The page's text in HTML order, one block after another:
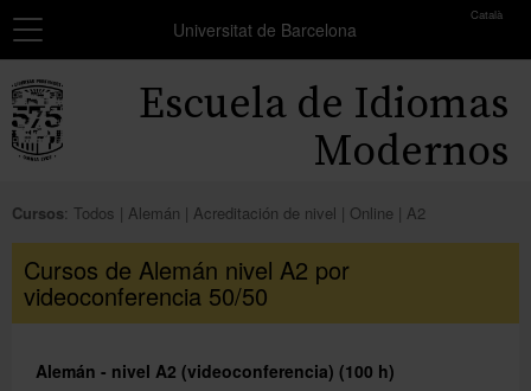
MATRÍCULA
de
los
grupos
seleccionados
seleccionado
ningún
grupo.
Añadir más grupos
Navegación Universitat de Barcelona
toolbar
Català
Escuela de Idiomas
Modernos
Inicio
Becas
Formación profesores
Cursos: Todos Alemán Acreditación de nivel Online A2
Cursos de Alemán nivel A2 por
videoconferencia 50/50
Alemán - nivel A2 (videoconferencia) (100 h)